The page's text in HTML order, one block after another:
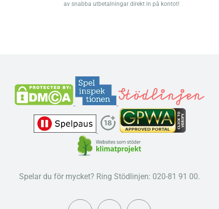
av snabba utbetalningar direkt in på kontot!
Spelar du för mycket? Ring Stödlinjen: 020-81 91 00.